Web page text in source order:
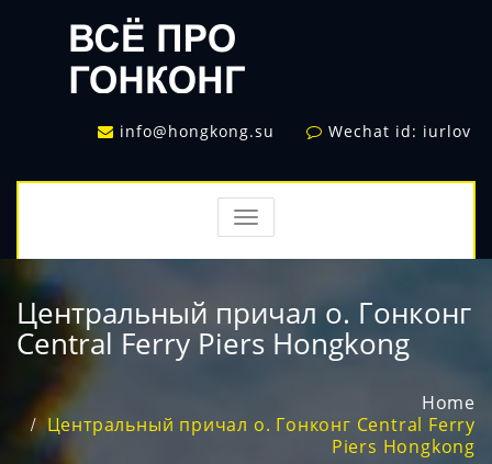
info@hongkong.su Wechat id: iurlov
TOGGLE
NAVIGATION
Центральный причал о. Гонконг
Central Ferry Piers Hongkong
Home
Центральный причал о. Гонконг Central Ferry
Piers Hongkong